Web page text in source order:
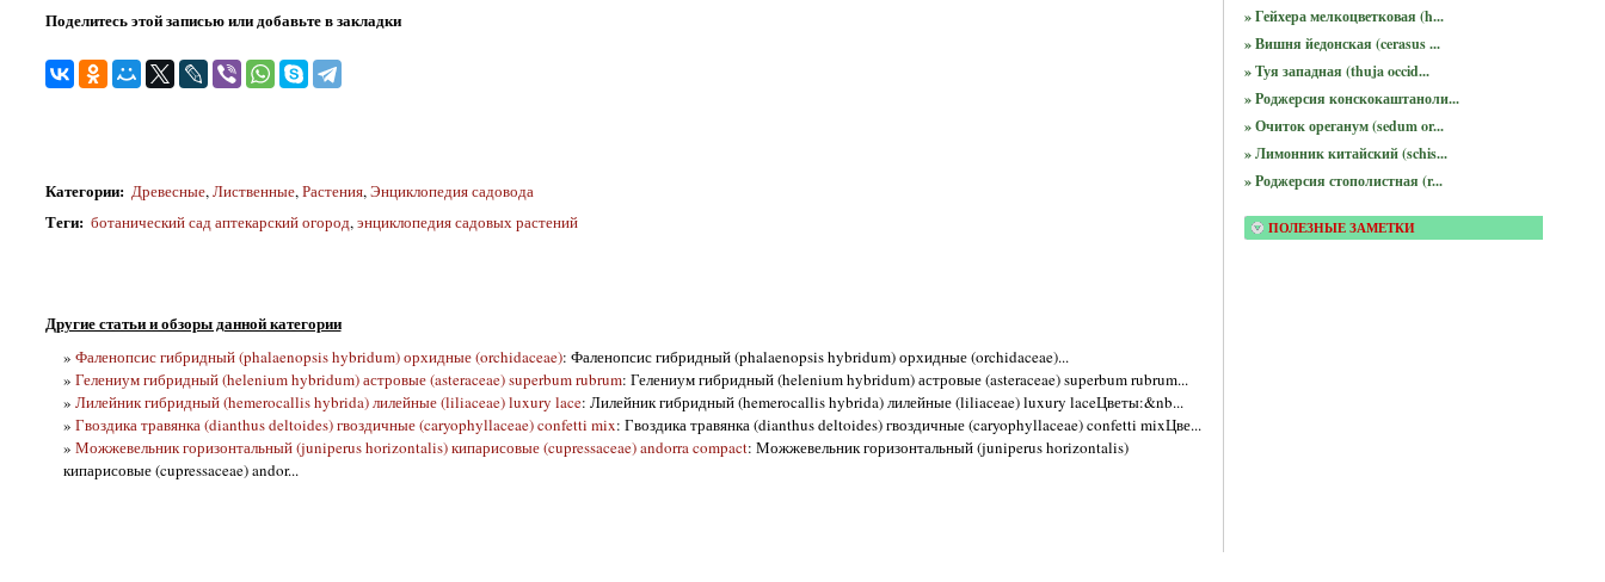
Поделитесь этой записью или добавьте в закладки
Категории: Древесные,Лиственные,Растения,Энциклопедия садовода
Теги: ботанический сад аптекарский огород,энциклопедия садовых растений
Другие статьи и обзоры данной категории
» Фаленопсис гибридный (phalaenopsis hybridum) орхидные (orchidaceae): Фаленопсис гибридный (phalaenopsis hybridum) орхидные (orchidaceae)...
» Гелениум гибридный (helenium hybridum) астровые (asteraceae) superbum rubrum: Гелениум гибридный (helenium hybridum) астровые (asteraceae) superbum rubrum...
» Лилейник гибридный (hemerocallis hybrida) лилейные (liliaceae) luxury lace: Лилейник гибридный (hemerocallis hybrida) лилейные (liliaceae) luxury laceЦветы:&nb...
» Гвоздика травянка (dianthus deltoides) гвоздичные (caryophyllaceae) confetti mix: Гвоздика травянка (dianthus deltoides) гвоздичные (caryophyllaceae) confetti mixЦве...
» Можжевельник горизонтальный (juniperus horizontalis) кипарисовые (cupressaceae) andorra compact: Можжевельник горизонтальный (juniperus horizontalis)
кипарисовые (cupressaceae) andor...
» Гейхера мелкоцветковая (h...
» Вишня йедонская (cerasus ...
» Туя западная (thuja occid...
» Роджерсия конскокаштаноли...
» Очиток ореганум (sedum or...
» Лимонник китайский (schis...
» Роджерсия стополистная (r...
ПОЛЕЗНЫЕ ЗАМЕТКИ